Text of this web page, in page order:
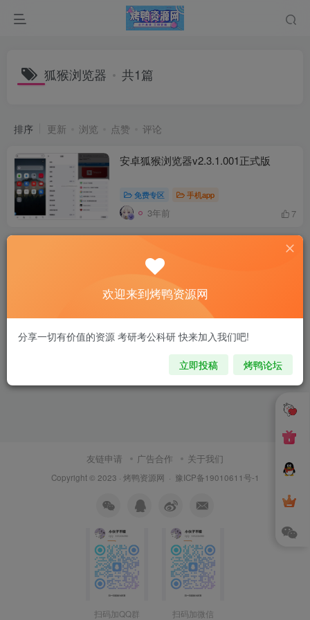
狐猴浏览器 共1篇
排序 更新 浏览 点赞 评论
安卓狐猴浏览器v2.3.1.001正式版
免费专区 手机app
3年前 7
友链申请 广告合作 关于我们
Copyright © 2023 · 烤鸭资源网 · 豫ICP备19010611号-1
扫码加QQ群 扫码加微信
欢迎来到烤鸭资源网
分享一切有价值的资源 考研考公科研 快来加入我们吧!
立即投稿 烤鸭论坛